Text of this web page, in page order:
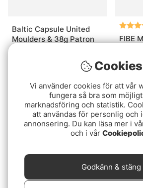
Baltic Capsule United
Moulders & 38g Patron
Betyg:
FIBE
Sonik Lokbox Compact
Soft/
Cookies
Vi använder cookies för att vår
fungera så bra som
marknadsföring och statistik.
att användas för personlig och
annonsering. Du kan läsa mer i
och i vår
Godkänn & stäng